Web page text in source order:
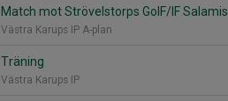
Match mot Strövelstorps GoIF/IF Salamis
Västra Karups IP A-plan
Träning
Västra Karups IP